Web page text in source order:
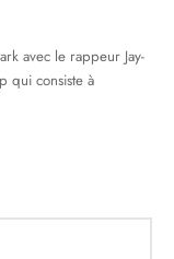
avec le rappeur Jay-
qui consiste à